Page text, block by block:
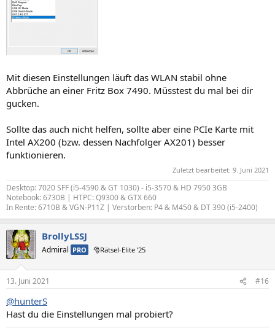
Mit diesen Einstellungen läuft das WLAN stabil ohne
Abbrüche an einer Fritz Box 7490. Müsstest du mal bei dir
gucken.
Sollte das auch nicht helfen, sollte aber eine PCIe Karte mit
Intel AX200 (bzw. dessen Nachfolger AX201) besser
funktionieren.
Zuletzt bearbeitet: 9. Juni 2021
Desktop: 7020 SFF (i5-4590 & GT 1030) - i5-3570 & HD 7950 3GB
Notebook: 6730B | HTPC: Q9300 & GTX 660
In Rente: 6710B & VGN-P11Z | Verstorben: P4 & M450 & DT 390 (i5-2400)
BrollyLSSJ
Admiral PRO 🎅Rätsel-Elite ’25
13. Juni 2021 #16
@hunterS
Hast du die Einstellungen mal probiert?